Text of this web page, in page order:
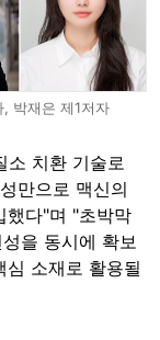
박재은 제1저자
소 치환 기술로
만으로 맥신의
했다"며 "초박막
을 동시에 확보
소재로 활용될